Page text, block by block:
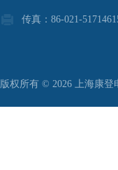
传真：86-021-
版权所有 © 2026 上海康登